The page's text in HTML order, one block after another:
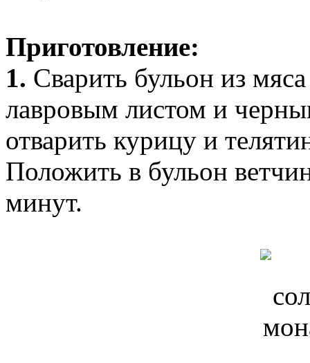
Приготовление:
1. Сварить бульон из
лавровым листом и
отварить курицу и
Положить в бульон
минут.